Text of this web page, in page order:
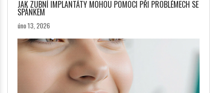
JAK ZUBNÍ IMPLANTÁTY MOHOU POMOCI PŘI PROBLÉMECH SE
SPÁNKEM
úno 13, 2026